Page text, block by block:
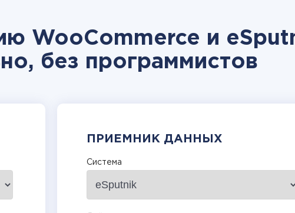
WooCommerce и
без программистов
ПРИЕМНИК ДАННЫХ
Система